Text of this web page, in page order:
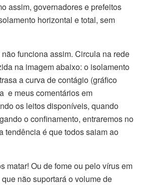
assim, governadores e prefeitos
horizontal e total, sem
funciona assim. Circula na rede
na imagem abaixo: o isolamento
a curva de contágio (gráfico
e meus comentários em
os leitos disponíveis, quando
o confinamento, entraremos no
tendência é que todos saiam ao
matar! Ou de fome ou pelo vírus em
não suportará o volume de